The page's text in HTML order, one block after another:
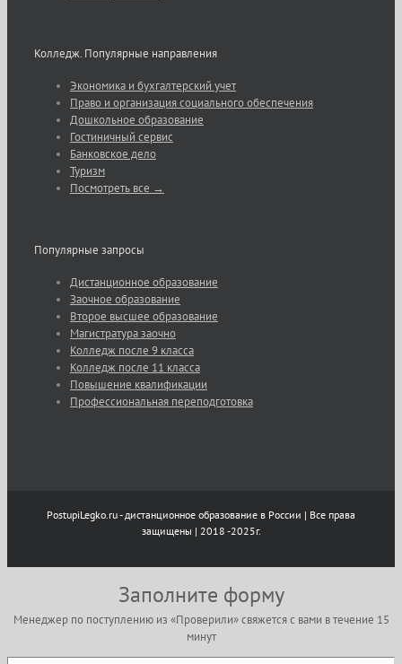
Колледж. Популярные направления
Экономика и бухгалтерский учет
Право и организация социального обеспечения
Дошкольное образование
Гостиничный сервис
Банковское дело
Туризм
Посмотреть все →
Популярные запросы
Дистанционное образование
Заочное образование
Второе высшее образование
Магистратура заочно
Колледж после 9 класса
Колледж после 11 класса
Повышение квалификации
Профессиональная переподготовка
PostupiLegko.ru - дистанционное образование в России | Все права
защищены | 2018 -2025г.
Заполните форму
Менеджер по поступлению из «Проверили» свяжется с вами в течение 15
минут